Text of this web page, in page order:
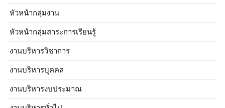
หัวหน้ากลุ่มงาน
หัวหน้ากลุ่มสาระการเรียนรู้
งานบริหารวิชาการ
งานบริหารบุคคล
งานบริหารงบประมาณ